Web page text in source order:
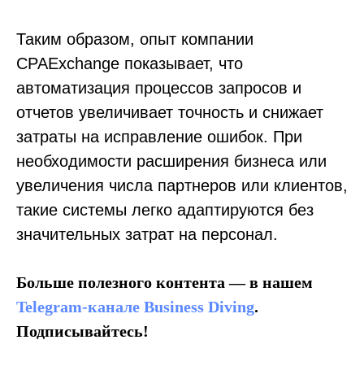
Таким образом, опыт компании
CPAExchange показывает, что
автоматизация процессов запросов и
отчетов увеличивает точность и снижает
затраты на исправление ошибок. При
необходимости расширения бизнеса или
увеличения числа партнеров или клиентов,
такие системы легко адаптируются без
значительных затрат на персонал.
Больше полезного контента — в нашем
Telegram-канале Business Diving.
Подписывайтесь!